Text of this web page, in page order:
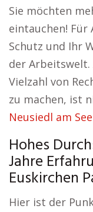
Sie möchten
eintauchen!
Schutz und Ihr
der
Vielzahl von
zu machen, ist
Neusiedl am See
Hohes
Jahre
Euskirchen
Hier ist der